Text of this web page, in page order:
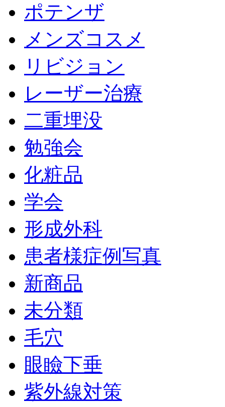
ポテンザ
メンズコスメ
リビジョン
レーザー治療
二重埋没
勉強会
化粧品
学会
形成外科
患者様症例写真
新商品
未分類
毛穴
眼瞼下垂
紫外線対策